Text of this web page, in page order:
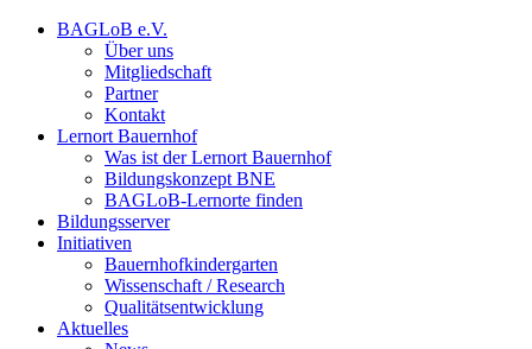
BAGLoB e.V.
Über uns
Mitgliedschaft
Partner
Kontakt
Lernort Bauernhof
Was ist der Lernort Bauernhof
Bildungskonzept BNE
BAGLoB-Lernorte finden
Bildungsserver
Initiativen
Bauernhofkindergarten
Wissenschaft / Research
Qualitätsentwicklung
Aktuelles